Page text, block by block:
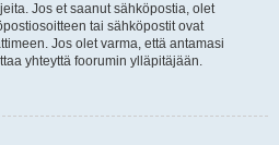
Jos et saanut sähköpostia, olet
tai sähköpostit ovat
Jos olet varma, että antamasi
yhteyttä foorumin ylläpitäjään.